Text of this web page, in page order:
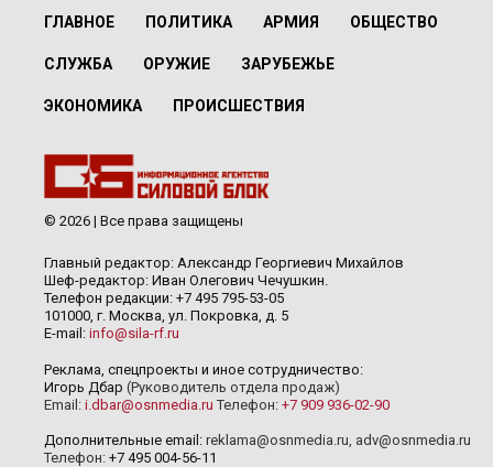
ГЛАВНОЕ ПОЛИТИКА АРМИЯ ОБЩЕСТВО
СЛУЖБА ОРУЖИЕ ЗАРУБЕЖЬЕ
ЭКОНОМИКА ПРОИСШЕСТВИЯ
© 2026 | Все права защищены
Главный редактор: Александр Георгиевич Михайлов
Шеф-редактор: Иван Олегович Чечушкин.
Телефон редакции: +7 495 795-53-05
101000, г. Москва, ул. Покровка, д. 5
E-mail: info@sila-rf.ru
Реклама, спецпроекты и иное сотрудничество:
Игорь Дбар (Руководитель отдела продаж)
Email: i.dbar@osnmedia.ru Телефон: +7 909 936-02-90
Дополнительные email: reklama@osnmedia.ru, adv@osnmedia.ru
Телефон: +7 495 004-56-11